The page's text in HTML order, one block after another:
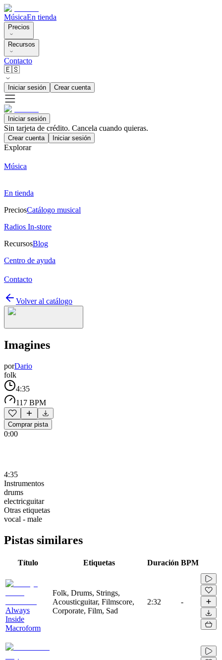
MúsicaEn tienda
Precios
Recursos
Contacto
🇪🇸
Iniciar sesión Crear cuenta
Iniciar sesión
Sin tarjeta de crédito. Cancela cuando quieras.
Crear cuenta Iniciar sesión
Explorar
Música
En tienda
PreciosCatálogo musical
Radios In-store
RecursosBlog
Centro de ayuda
Contacto
Volver al catálogo
Imagines
porDario
folk
4:35
117 BPM
Comprar pista
0:00
4:35
Instrumentos
drums
electricguitar
Otras etiquetas
vocal - male
Pistas similares
Título Etiquetas Duración BPM
Always
Inside
Macroform
Folk, Drums, Strings,
Acousticguitar, Filmscore,
Corporate, Film, Sad
2:32 -